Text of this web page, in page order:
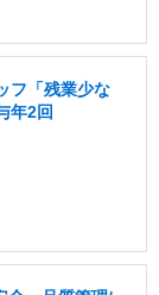
フ「残業少な
年2回